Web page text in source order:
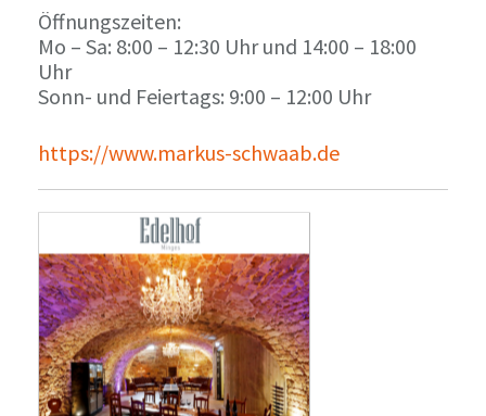
Öffnungszeiten:
Mo – Sa: 8:00 – 12:30 Uhr und 14:00 – 18:00
Uhr
Sonn- und Feiertags: 9:00 – 12:00 Uhr
https://www.markus-schwaab.de